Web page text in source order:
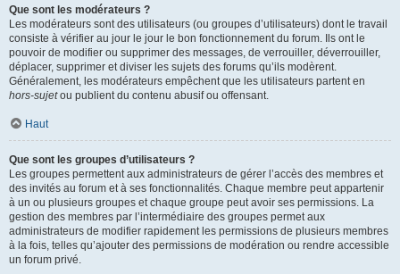
Que sont les modérateurs ?
Les modérateurs sont des utilisateurs (ou groupes d’utilisateurs) dont le travail
consiste à vérifier au jour le jour le bon fonctionnement du forum. Ils ont le
pouvoir de modifier ou supprimer des messages, de verrouiller, déverrouiller,
déplacer, supprimer et diviser les sujets des forums qu’ils modèrent.
Généralement, les modérateurs empêchent que les utilisateurs partent en
hors-sujetou publient du contenu abusif ou offensant.
Haut
Que sont les groupes d’utilisateurs ?
Les groupes permettent aux administrateurs de gérer l’accès des membres et
des invités au forum et à ses fonctionnalités. Chaque membre peut appartenir
à un ou plusieurs groupes et chaque groupe peut avoir ses permissions. La
gestion des membres par l’intermédiaire des groupes permet aux
administrateurs de modifier rapidement les permissions de plusieurs membres
à la fois, telles qu’ajouter des permissions de modération ou rendre accessible
un forum privé.